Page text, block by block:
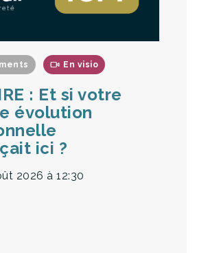
En visio
: Et si votre
évolution
ici ?
2026 à 12:30